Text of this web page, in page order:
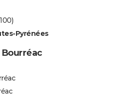
Pyrénées
Bourréac